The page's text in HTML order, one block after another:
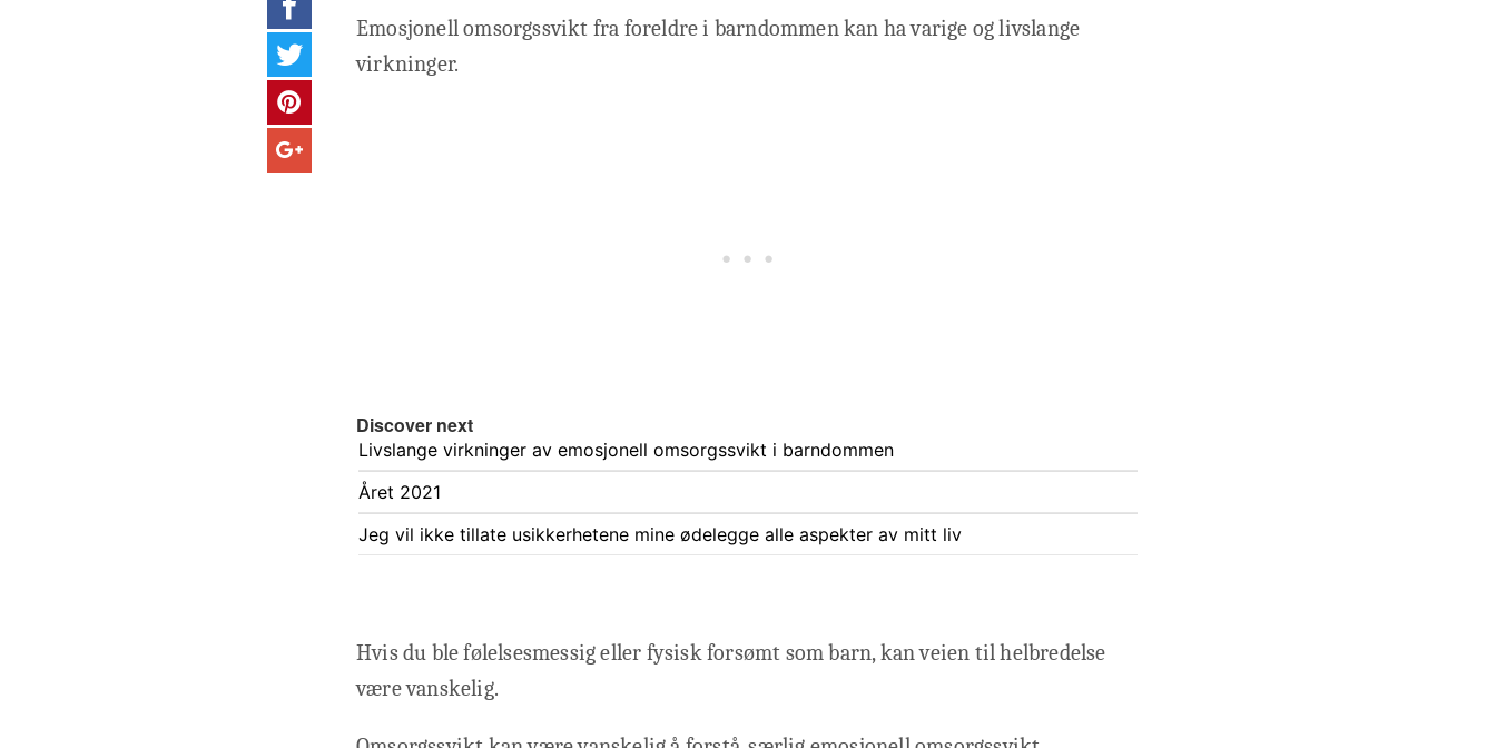
Emosjonell omsorgssvikt fra foreldre i barndommen kan ha varige og livslange
virkninger.
Discover next
Livslange virkninger av emosjonell omsorgssvikt i barndommen
Året 2021
Jeg vil ikke tillate usikkerhetene mine ødelegge alle aspekter av mitt liv
Hvis du ble følelsesmessig eller fysisk forsømt som barn, kan veien til helbredelse
være vanskelig.